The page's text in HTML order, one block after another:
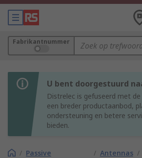
Fabrikantnummer
U bent doorgestuurd
Distrelec is gefuseerd met de
een breder productaanbod,
ondersteuning en betere
bieden.
/ Passive
/ Antennas /